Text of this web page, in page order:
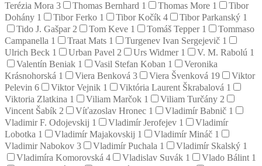
Terézia Mora 3 Thomas Bernhard 1 Thomas More 1
Tibor
Dohány 1 Tibor Ferko 1 Tibor Kočík 4 Tibor Parkanský 1
Tido J. Gašpar 2 Tom Keve 1 Tomáš Tepper 1
Tommaso
Campanella 1 Traat Mats 1 Turgenev Ivan Sergejevič 1
Ulrich Beck 1 Urban Pavel 2 Urs Widmer 1 V. M. Rabolú 1
Valentín Beniak 1 Vasil Stefan Koban 1
Veronika
Krásnohorská 1 Viera Benková 3 Viera Švenková 19
Viktor
Pelevin 6 Viktor Vejnik 1 Viktória Laurent Škrabalová 1
Viktoria Zlatkina 1 Viliam Marčok 1 Viliam Turčány 2
Vincent Šabík 2 Víťazoslav Hronec 1 Vladimír Babnič 1
Vladimir F. Odojevskij 1 Vladimír Jerofejev 1
Vladimír
Lobotka 1 Vladimír Majakovskij 1 Vladimír Mináč 1
Vladimir Nabokov 3 Vladimír Puchala 1 Vladimír Skalský 1
Vladimíra Komorovská 4 Vladislav Suvák 1 Vlado Bálint 1